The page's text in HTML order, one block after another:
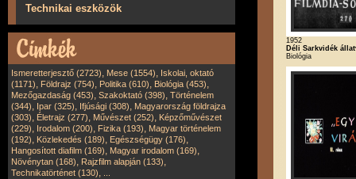
Technikai eszközök
Ismeretterjesztő (2723), Mese (1554), Iskolai, oktató
(1171), Földrajz (754), Politika (610), Biológia (453),
Mezőgazdaság (453), Szakoktató (398), Történelem
(344), Ipar (325), Ifjúsági (308), Magyarország földrajza
(303), Életrajz (277), Művészet (252), Képzőművészet
(229), Irodalom (200), Fizika (193), Magyar történelem
(192), Közlekedés (189), Egészségügy (176),
Hangosított diafilm (169), Magyar irodalom (169),
Növénytan (168), Rajzfilm alapján (133),
Technikatörténet (130),
1952
Déli Sarkvidék
Biológia